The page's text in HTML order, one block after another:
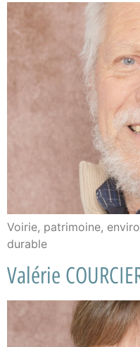
Voirie, patrimoine,
durable
Valérie